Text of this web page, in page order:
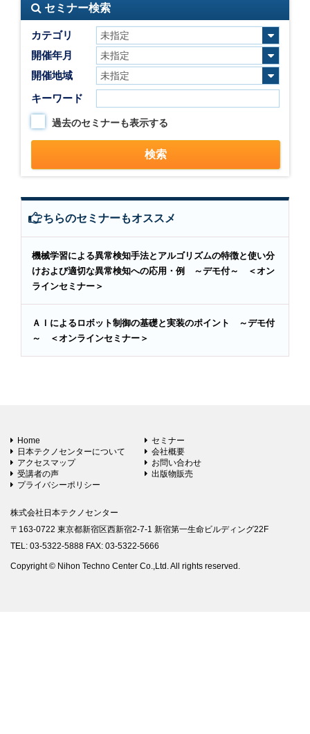
セミナー検索
カテゴリ
開催年月
開催地域
キーワード
過去のセミナーも表示する
こちらのセミナーもオススメ
機械学習による異常検知手法とアルゴリズムの特徴と使い分
けおよび適切な異常検知への応用・例 ～デモ付～ ＜オン
ラインセミナー＞
ＡＩによるロボット制御の基礎と実装のポイント ～デモ付
～ ＜オンラインセミナー＞
Home
セミナー
日本テクノセンターについて
会社概要
アクセスマップ
お問い合わせ
受講者の声
出版物販売
プライバシーポリシー
株式会社日本テクノセンター
〒163-0722 東京都新宿区西新宿2-7-1 新宿第一生命ビルディング22F
TEL: 03-5322-5888 FAX: 03-5322-5666
Copyright © Nihon Techno Center Co.,Ltd. All rights reserved.